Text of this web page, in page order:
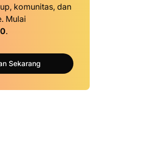
komunitas, dan
Mulai
.
Sekarang